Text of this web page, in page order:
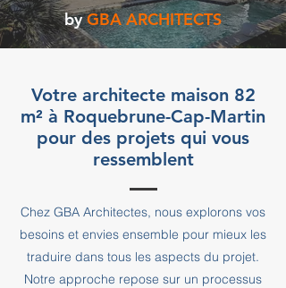
by GBA ARCHITECTS
Votre architecte maison 82
m² à Roquebrune-Cap-Martin
pour des projets qui vous
ressemblent
Chez GBA Architectes, nous explorons vos
besoins et envies ensemble pour mieux les
traduire dans tous les aspects du projet.
Notre approche repose sur un processus